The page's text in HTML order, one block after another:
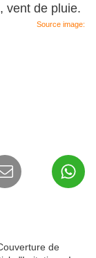
vent de pluie.
Source image: